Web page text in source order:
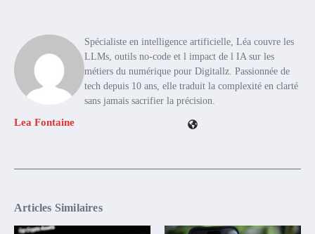
Lea Fontaine
Spécialiste en intelligence artificielle, Léa couvre les
LLMs, outils no-code et l impact de l IA sur les
métiers du numérique pour Digitallz. Passionnée de
tech depuis 10 ans, elle traduit la complexité en clarté
sans jamais sacrifier la précision.
Articles Similaires